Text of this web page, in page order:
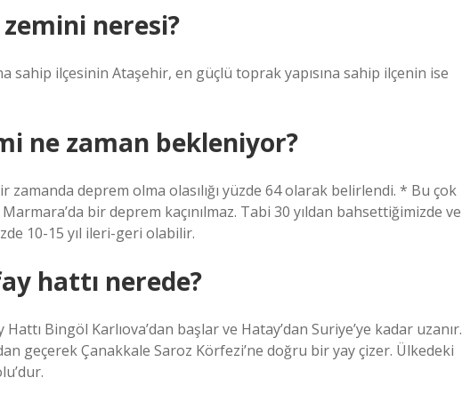
neresi?
sahip ilçesinin Ataşehir, en güçlü toprak yapısına sahip ilçenin ise
ne zaman bekleniyor?
zamanda deprem olma olasılığı yüzde 64 olarak belirlendi. * Bu çok
bir deprem kaçınılmaz. Tabi 30 yıldan bahsettiğimizde ve
10-15 yıl ileri-geri olabilir.
hattı nerede?
Bingöl Karlıova’dan başlar ve Hatay’dan Suriye’ye kadar uzanır.
geçerek Çanakkale Saroz Körfezi’ne doğru bir yay çizer. Ülkedeki